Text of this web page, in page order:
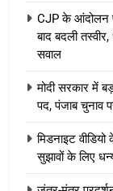
CJP के आंदोलन
बाद बदली
सवाल
मोदी सरकार में
पद, पंजाब चुनाव
मिडनाइट
सुझावों के लिए